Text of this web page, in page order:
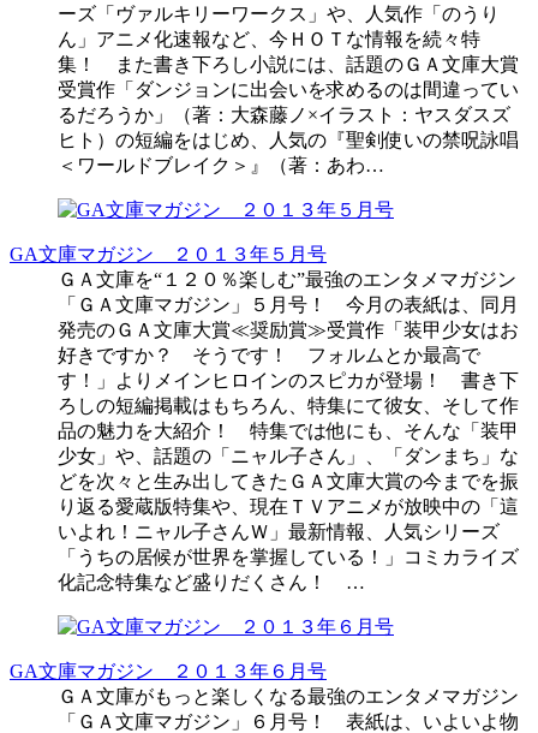
ーズ「ヴァルキリーワークス」や、人気作「のうり
ん」アニメ化速報など、今ＨＯＴな情報を続々特
集！ また書き下ろし小説には、話題のＧＡ文庫大賞
受賞作「ダンジョンに出会いを求めるのは間違ってい
るだろうか」（著：大森藤ノ×イラスト：ヤスダスズ
ヒト）の短編をはじめ、人気の『聖剣使いの禁呪詠唱
＜ワールドブレイク＞』（著：あわ…
GA文庫マガジン ２０１３年５月号
ＧＡ文庫を“１２０％楽しむ”最強のエンタメマガジン
「ＧＡ文庫マガジン」５月号！ 今月の表紙は、同月
発売のＧＡ文庫大賞≪奨励賞≫受賞作「装甲少女はお
好きですか？ そうです！ フォルムとか最高で
す！」よりメインヒロインのスピカが登場！ 書き下
ろしの短編掲載はもちろん、特集にて彼女、そして作
品の魅力を大紹介！ 特集では他にも、そんな「装甲
少女」や、話題の「ニャル子さん」、「ダンまち」な
どを次々と生み出してきたＧＡ文庫大賞の今までを振
り返る愛蔵版特集や、現在ＴＶアニメが放映中の「這
いよれ！ニャル子さんＷ」最新情報、人気シリーズ
「うちの居候が世界を掌握している！」コミカライズ
化記念特集など盛りだくさん！ …
GA文庫マガジン ２０１３年６月号
ＧＡ文庫がもっと楽しくなる最強のエンタメマガジン
「ＧＡ文庫マガジン」６月号！ 表紙は、いよいよ物